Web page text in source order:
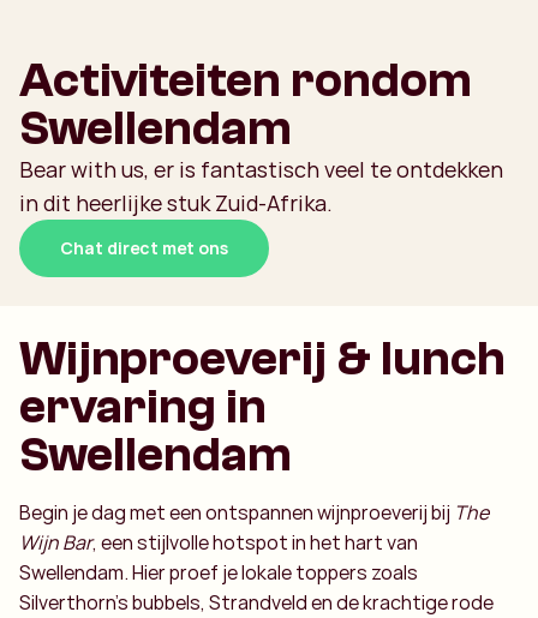
Activiteiten rondom
Swellendam
Bear with us, er is fantastisch veel te ontdekken
in dit heerlijke stuk Zuid-Afrika.
Chat direct met ons
Wijnproeverij & lunch
ervaring in
Swellendam
Begin je dag met een ontspannen wijnproeverij bij The
Wijn Bar, een stijlvolle hotspot in het hart van
Swellendam. Hier proef je lokale toppers zoals
Silverthorn’s bubbels, Strandveld en de krachtige rode